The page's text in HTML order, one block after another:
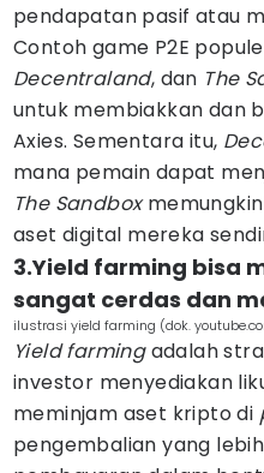
pendapatan pasif atau
Contoh game P2E
Decentraland, dan The
untuk membiakkan dan
Axies. Sementara itu,
mana pemain dapat
The Sandbox
aset digital mereka
3.Yield farming bisa
sangat cerdas dan
ilustrasi yield farming (dok.
Yield farmingadalah
investor menyediakan
meminjam aset kripto di
pengembalian yang